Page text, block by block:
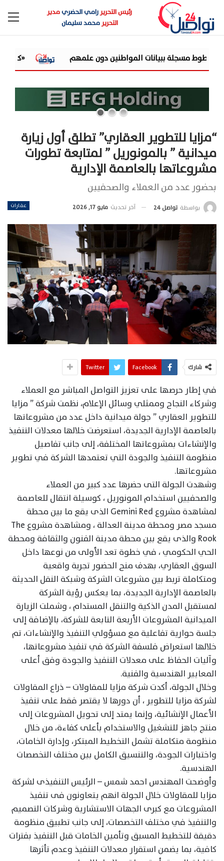
رئيس التحريررامي الحضريمدير
التحريرمحمد سليمان
دون علمهم «كازاموند» تحتفي بدمياط وأهلها
“مزايا للتطوير العقاري” تطلق أول زيارة
ميدانية ” بالمونوريل ” لمتابعة تطورات
مشروعاتها بالعاصمة الإدارية
بحضور عدد من العملاء والصحفيين
عقارات بواسطة تواصل 24 آخر تحديث مايو 17, 2026
شارك Facebook
Twitter
في إطار حرصها على تعزيز التواصل المباشر مع العملاء
وشركاء النجاح وممثلي وسائل الإعلام، نظمت شركة ” مزايا
للتطوير العقاري ” جولة ميدانية داخل عدد من مشروعاتها
بالعاصمة الإدارية الجديدة، استعرضت خلالها معدلات التنفيذ
والإنشاءات بمشروعاتها المختلفة، إلى جانب تفاصيل
منظومة التنفيذ والجودة التي تعتمدها الشركة في تطوير
مشروعاتها.
وشهدت الجولة التى حضرها عدد كبير من العملاء
والصحفيين استخدام المونوريل ، كوسيلة انتقال للعاصمة
لمشاهدة مشروع Gemini Red الذى يقع ما بين محطة
مسجد مصر ومحطة مدينة العدالة ، ومشاهدة مشروع The
Rook والذى يقع بين محطة مدينة الفنون والثقافة ومحطة
الحي الحكومي ، في خطوة تعد الأولى من نوعها داخل
السوق العقاري، بهدف منح الحضور تجربة واقعية
ومتكاملة تربط بين مشروعات الشركة وشبكة النقل الحديثة
بالعاصمة الإدارية الجديدة، بما يعكس رؤية الشركة
لمستقبل المدن الذكية والتنقل المستدام ، وشملت الزيارة
الميدانية المشروعات الأربعة التابعة للشركة، بالإضافة إلى
جلسة حوارية تفاعلية مع مسؤولي التنفيذ والإنشاءات، تم
خلالها استعراض فلسفة الشركة في تنفيذ مشروعاتها،
وآليات الحفاظ على معدلات التنفيذ والجودة وفق أعلى
المعايير الهندسية والفنية.
وخلال الجولة، أكدت شركة مزايا للمقاولات – ذراع المقاولات
لشركة مزايا للتطوير ، أن دورها لا يقتصر فقط على تنفيذ
الأعمال الإنشائية، وإنما يمتد إلى تحويل المشروعات إلى
منتج جاهز للتشغيل والاستخدام بأعلى كفاءة، من خلال
منظومة متكاملة تشمل التخطيط المبتكر، وإدارة الخامات،
واختبارات الجودة، والتنسيق الكامل بين مختلف التخصصات
الهندسية.
وأوضحت المهندس احمد شمس – الرئيس التنفيذى لشركة
مزايا للمقاولات خلال الجولة انهم يتعاونون فى تنفيذ
المشروعات مع كبرى الجهات الاستشارية وشركات التصميم
والتنفيذ في مختلف التخصصات، إلى جانب تطبيق منظومة
دقيقة للتخطيط المسبق وتأمين الخامات قبل التنفيذ بفترات
كافية، بما يضمن استقرار معدلات التنفيذ وعدم تأثرها